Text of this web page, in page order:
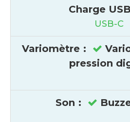
Charge USB
USB-C
Variomètre :
pression
Son :